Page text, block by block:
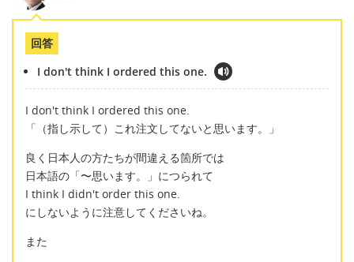
回答
I don't think I ordered this one.
I don't think I ordered this one.
「（指し示して）これ注文してないと思います。」
良く日本人の方たちが間違える箇所では
日本語の「〜思います。」につられて
I think I didn't order this one.
にしないように注意してくださいね。
また